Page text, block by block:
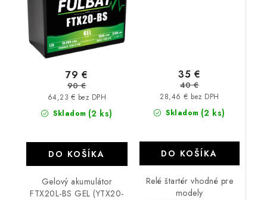
Skladom (2 ks)
64,23 € bez DPH
79 €
90 €
DO KOŠÍKA
Gelový akumulátor
FTX20L-BS GEL (YTX20-
Skladom (2 ks)
28,46 € bez DPH
35 €
40 €
DO KOŠÍKA
Relé štartér vhodné pre
modely